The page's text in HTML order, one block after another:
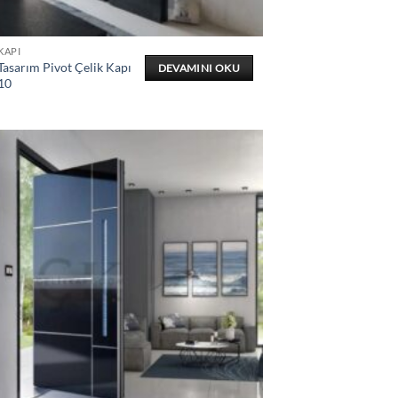
Pivot Çelik Kapı
DEVAMINI OKU